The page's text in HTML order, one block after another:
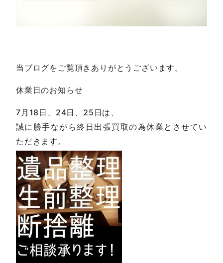
当ブログをご覧頂きありがとうございます。
休業日のお知らせ
7月18日、24日、25日は、
誠に勝手ながら終日出張買取の為休業とさせてい
ただきます。